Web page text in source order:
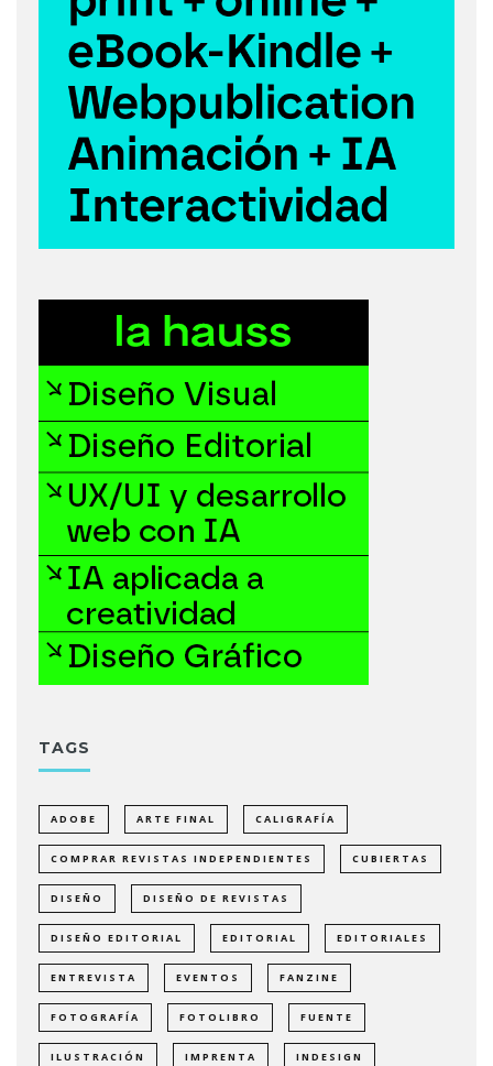
TAGS
ADOBE ARTE FINAL CALIGRAFÍA
COMPRAR REVISTAS INDEPENDIENTES CUBIERTAS
DISEÑO DISEÑO DE REVISTAS
DISEÑO EDITORIAL EDITORIAL EDITORIALES
ENTREVISTA EVENTOS FANZINE
FOTOGRAFÍA FOTOLIBRO FUENTE
ILUSTRACIÓN IMPRENTA INDESIGN